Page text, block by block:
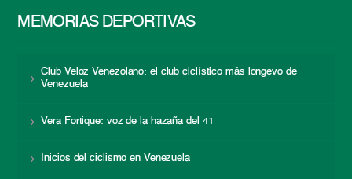
MEMORIAS DEPORTIVAS
Club Veloz Venezolano: el club ciclístico más longevo de
Venezuela
Vera Fortique: voz de la hazaña del 41
Inicios del ciclismo en Venezuela